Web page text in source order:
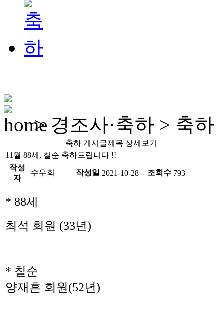
> 경조사·축하 > 축하
축하 게시글제목 상세보기
11월 88세, 칠순 축하드립니다 !!
작성
자
수우회 작성일 2021-10-28 조회수 793
* 88세
최석 회원 (33년)
* 칠순
양재흔 회원(52년)